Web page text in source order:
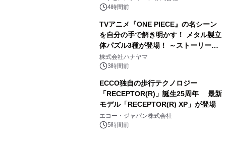
4時間前
TVアニメ『ONE PIECE』の名シーン
を自分の手で解き明かす！ メタル製立
体パズル3種が登場！ ～ストーリーと
ギミックが融合した 大人の体験型パズ
ルが8月7日(金)12時より先行予約受付
株式会社ハナヤマ
3時間前
ECCO独自の歩行テクノロジー
「RECEPTOR(R)」誕生25周年 最新
モデル「RECEPTOR(R) XP」が登場
エコー・ジャパン株式会社
5時間前